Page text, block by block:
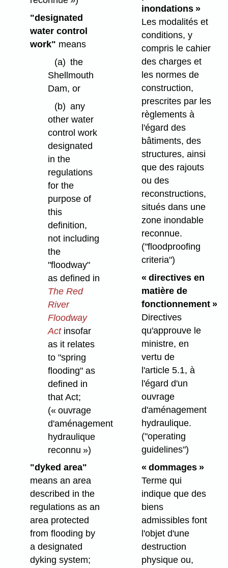
"designated
water control
work" means
(a) the
Shellmouth
Dam, or
(b) any
other water
control work
designated
in the
regulations
for the
purpose of
this
definition,
not including
the
"floodway"
as defined in
The Red
River
Floodway
Act insofar
as it relates
to "spring
flooding" as
defined in
that Act;
(« ouvrage
d'aménagement
hydraulique
reconnu »)
"dyked area"
means an area
described in the
regulations as an
area protected
from flooding by
a designated
dyking system;
inondations »
Les modalités et
conditions, y
compris le cahier
des charges et
les normes de
construction,
prescrites par les
règlements à
l'égard des
bâtiments, des
structures, ainsi
que des rajouts
ou des
reconstructions,
situés dans une
zone inondable
reconnue.
("floodproofing
criteria")
« directives en
matière de
fonctionnement »
Directives
qu'approuve le
ministre, en
vertu de
l'article 5.1, à
l'égard d'un
ouvrage
d'aménagement
hydraulique.
("operating
guidelines")
« dommages »
Terme qui
indique que des
biens
admissibles font
l'objet d'une
destruction
physique ou,